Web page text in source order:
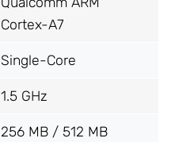
Cortex-A7
Single-Core
1.5 GHz
256 MB / 512 MB